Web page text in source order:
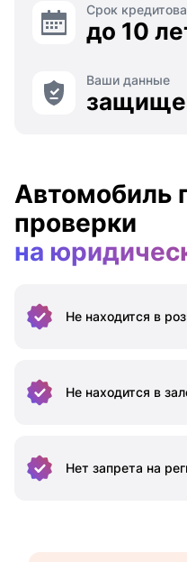
Срок
до 10
Ваши данные
Автомобиль
проверки
на
Не находится в
Не находится в
Нет запрета на